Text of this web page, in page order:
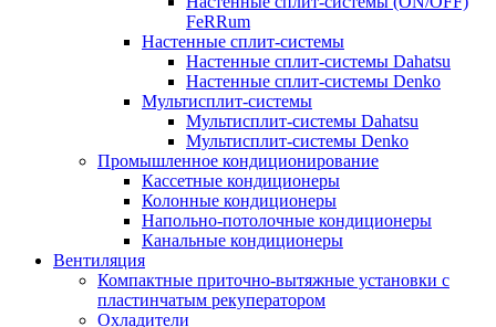
FeRRum
Настенные сплит-системы
Настенные сплит-системы Dahatsu
Настенные сплит-системы Denko
Мультисплит-системы
Мультисплит-системы Dahatsu
Мультисплит-системы Denko
Промышленное кондиционирование
Кассетные кондиционеры
Колонные кондиционеры
Напольно-потолочные кондиционеры
Канальные кондиционеры
Вентиляция
Компактные приточно-вытяжные установки с
пластинчатым рекуператором
Охладители